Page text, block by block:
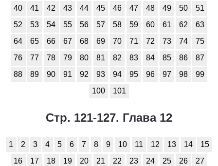
40
41 42 43 44 45 46 47 48 49 50
51
52
53 54 55 56 57 58 59 60 61 62
63
64
65 66 67 68 69 70 71 72 73 74
75
76
77 78 79 80 81 82 83 84 85 86
87
88
89 90 91 92 93 94 95 96 97 98
99
100
101
Стр. 121-127. Глава 12
1 2 3 4 5 6 7 8 9 10 11 12 13 14
15
16
17 18 19 20 21 22 23 24 25 26
27